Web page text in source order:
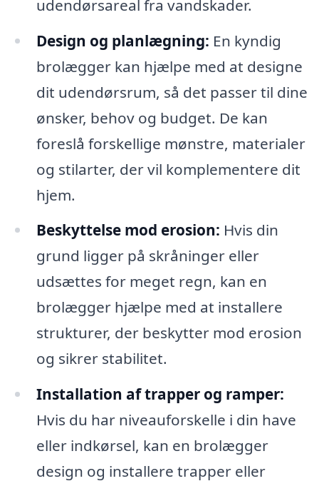
udendørsareal fra vandskader.
Design og planlægning: En kyndig
brolægger kan hjælpe med at designe
dit udendørsrum, så det passer til dine
ønsker, behov og budget. De kan
foreslå forskellige mønstre, materialer
og stilarter, der vil komplementere dit
hjem.
Beskyttelse mod erosion: Hvis din
grund ligger på skråninger eller
udsættes for meget regn, kan en
brolægger hjælpe med at installere
strukturer, der beskytter mod erosion
og sikrer stabilitet.
Installation af trapper og ramper:
Hvis du har niveauforskelle i din have
eller indkørsel, kan en brolægger
design og installere trapper eller